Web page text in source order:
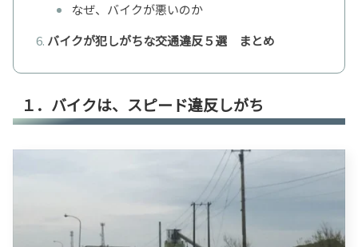
なぜ、バイクが悪いのか
バイクが犯しがちな交通違反５選 まとめ
１．バイクは、スピード違反しがち